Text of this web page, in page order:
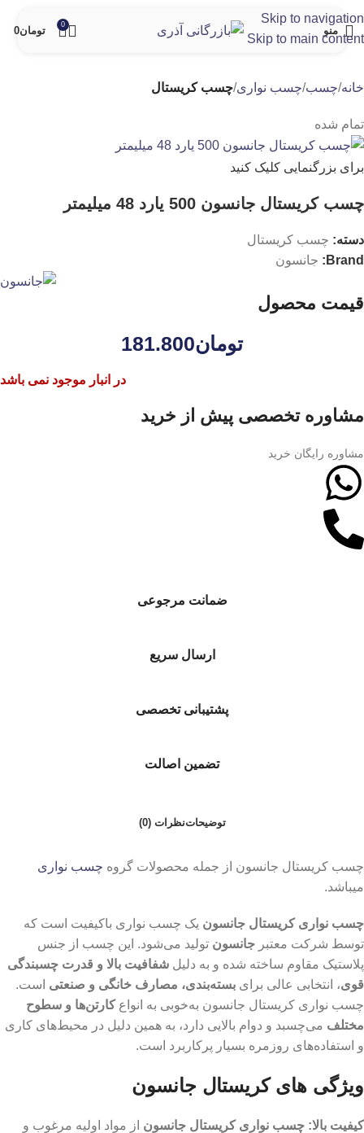
Skip to navigation
Skip to main content
منو
0
تومان0
خانه چسب چسب نواری چسب کریستال
تمام شده
برای بزرگنمایی کلیک کنید
چسب کریستال جانسون 500 یارد 48 میلیمتر
دسته: چسب کریستال
Brand:
جانسون
قیمت محصول
تومان181.800
در انبار موجود نمی باشد
مشاوره تخصصی پیش از خرید
مشاوره رایگان خرید
ضمانت مرجوعی
ارسال سریع
پشتیبانی تخصصی
تضمین اصالت
توضیحاتنظرات (0)
چسب کریستال جانسون از جمله محصولات گروه چسب نواری
میباشد.
چسب نواری کریستال جانسون یک چسب نواری باکیفیت است که
توسط شرکت معتبر جانسون تولید می‌شود. این چسب از جنس
پلاستیک مقاوم ساخته شده و به دلیل شفافیت بالا و قدرت چسبندگی
قوی، انتخابی عالی برای بسته‌بندی، مصارف خانگی و صنعتی است.
چسب نواری کریستال جانسون به‌خوبی به انواعکارتن‌ها و سطوح
مختلف می‌چسبد و دوام بالایی دارد، به همین دلیل در محیط‌های کاری
و استفاده‌های روزمره بسیار پرکاربرد است.
ویژگی های کریستال جانسون
کیفیت بالا: چسب نواری کریستال جانسون از مواد اولیه مرغوب و